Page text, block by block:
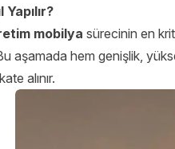
mobilya sürecinin en
aşamada hem genişlik,
alınır.